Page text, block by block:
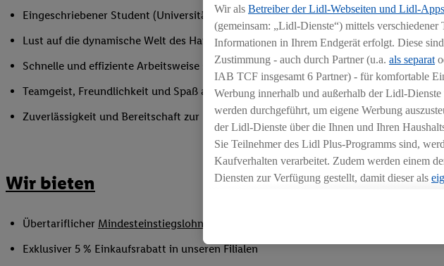
Eingeschriebener Student (Universität oder Hochschule)
Lust auf die dynamische Welt des Handels
Schnelle und effiziente Arbeitsweise sowie Anpassungsfähigkeit an wechselnde
Teamgeist, Freundlichkeit und Spaß am Umgang mit Menschen
Zuverlässigkeit und Bereitschaft zur Unterstützung in flexiblen Schichtmodellen in
Wir bieten
Übertariflicher Mindesteinstiegslohn
Exklusiver 5 % Einkaufsrabatt in unseren Filialen
Wir als Betreiber der Lidl-Webseiten und Lidl-Apps
(gemeinsam: „Lidl-Dienste“) mittels
Informationen in Ihrem Endgerät erfolgt. Diese
Zustimmung - auch durch Partner (u.a. als separat
IAB TCF insgesamt 6 Partner) - für komfortable
Werbung innerhalb und außerhalb der Lidl-
werden durchgeführt, um eigene Werbung
der Lidl-Dienste über die Ihnen und Ihren
Sie Teilnehmer des Lidl Plus-Programms sind,
Kaufverhalten verarbeitet. Zudem werden einem
Diensten zur Verfügung gestellt, damit dieser als
Die Erstellung personalisierter Werbung basiert
angereicherten Profilen. Dies umfasst die
Ihr Kaufverhalten in den Lidl-Diensten,